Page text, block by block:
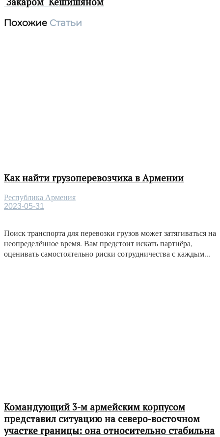
Похожие Статьи
Как найти грузоперевозчика в Армении
Республика Армения
2023-05-31
Поиск транспорта для перевозки грузов может затягиваться на
неопределённое время. Вам предстоит искать партнёра,
оценивать самостоятельно риски сотрудничества с каждым...
Командующий 3-м армейским корпусом
представил ситуацию на северо-восточном
участке границы: она относительно стабильна